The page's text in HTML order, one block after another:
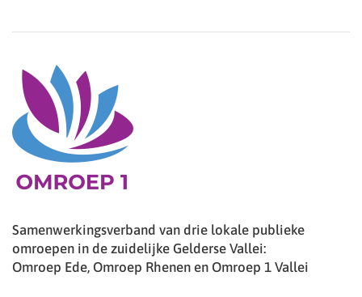
Samenwerkingsverband van drie lokale publieke
omroepen in de zuidelijke Gelderse Vallei:
Omroep Ede, Omroep Rhenen en Omroep 1 Vallei